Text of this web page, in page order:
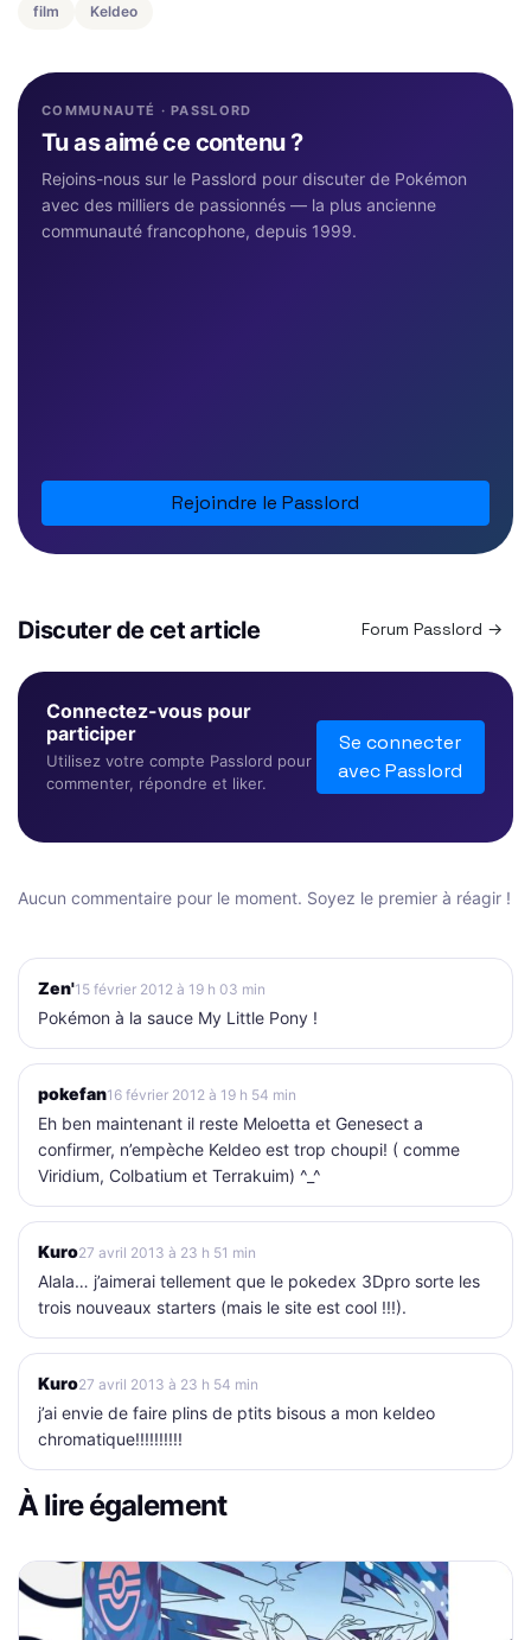
film Keldeo
COMMUNAUTÉ · PASSLORD
Tu as aimé ce contenu ?
Rejoins-nous sur le Passlord pour discuter de Pokémon
avec des milliers de passionnés — la plus ancienne
communauté francophone, depuis 1999.
Rejoindre le Passlord
Discuter de cet article Forum Passlord →
Connectez-vous pour
participer
Utilisez votre compte Passlord pour
commenter, répondre et liker.
Se connecter
avec Passlord
Aucun commentaire pour le moment. Soyez le premier à réagir !
Zen'15 février 2012 à 19 h 03 min
Pokémon à la sauce My Little Pony !
pokefan16 février 2012 à 19 h 54 min
Eh ben maintenant il reste Meloetta et Genesect a
confirmer, n’empèche Keldeo est trop choupi! ( comme
Viridium, Colbatium et Terrakuim) ^_^
Kuro27 avril 2013 à 23 h 51 min
Alala… j’aimerai tellement que le pokedex 3Dpro sorte les
trois nouveaux starters (mais le site est cool !!!).
Kuro27 avril 2013 à 23 h 54 min
j’ai envie de faire plins de ptits bisous a mon keldeo
chromatique!!!!!!!!!!
À lire également